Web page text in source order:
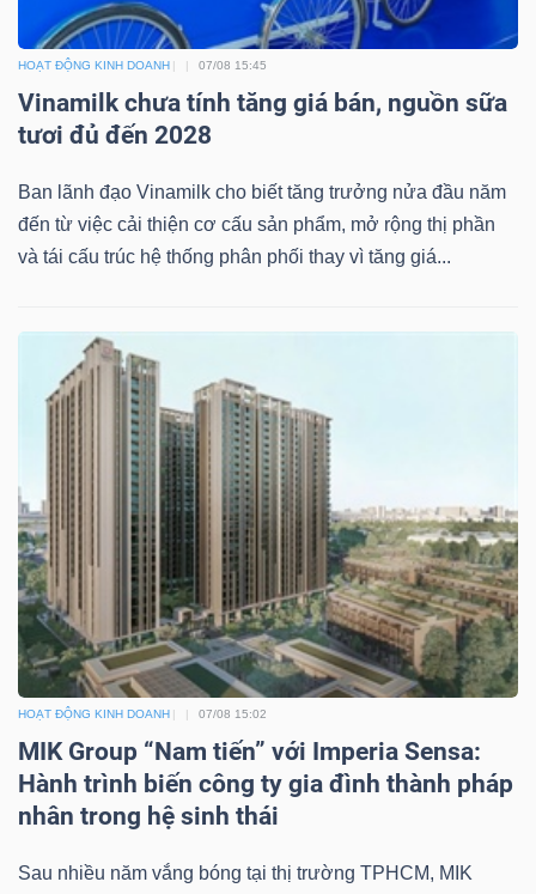
HOẠT ĐỘNG KINH DOANH 07/08 15:45
Vinamilk chưa tính tăng giá bán, nguồn sữa
tươi đủ đến 2028
Ban lãnh đạo Vinamilk cho biết tăng trưởng nửa đầu năm
đến từ việc cải thiện cơ cấu sản phẩm, mở rộng thị phần
và tái cấu trúc hệ thống phân phối thay vì tăng giá...
HOẠT ĐỘNG KINH DOANH 07/08 15:02
MIK Group “Nam tiến” với Imperia Sensa:
Hành trình biến công ty gia đình thành pháp
nhân trong hệ sinh thái
Sau nhiều năm vắng bóng tại thị trường TPHCM, MIK
(-)
Dịch
vụ
Sách
chính
Công
cụ
đầu
tư